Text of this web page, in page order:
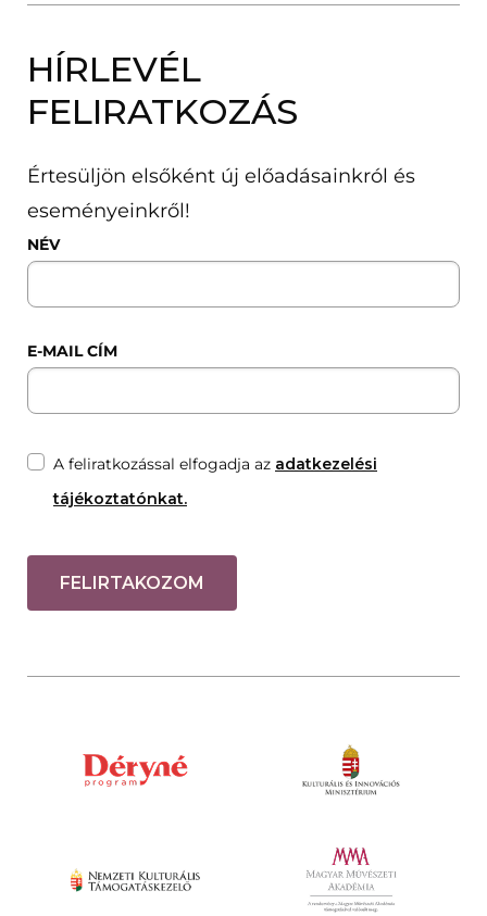
HÍRLEVÉL
FELIRATKOZÁS
Értesüljön elsőként új előadásainkról és
eseményeinkről!
NÉV
E-MAIL CÍM
A feliratkozással elfogadja az adatkezelési
tájékoztatónkat.
FELIRTAKOZOM